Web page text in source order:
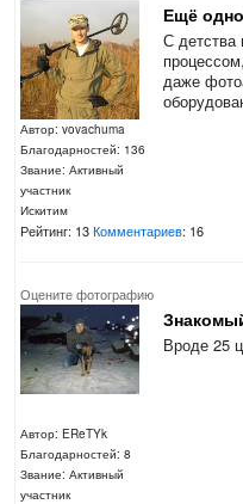
Автор: vovachuma
Благодарностей: 136
Звание: Активный
участник
Искитим
Ещё
С детства
даже
Рейтинг: 13Комментариев: 16
Оцените фотографию
Автор: EReTYk
Благодарностей: 8
Звание: Активный
участник
Вроде 25